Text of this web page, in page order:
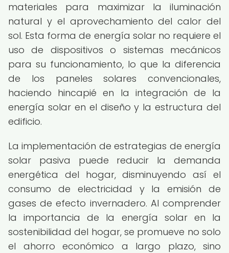
materiales para maximizar la iluminación
natural y el aprovechamiento del calor del
sol. Esta forma de energía solar no requiere el
uso de dispositivos o sistemas mecánicos
para su funcionamiento, lo que la diferencia
de los paneles solares convencionales,
haciendo hincapié en la integración de la
energía solar en el diseño y la estructura del
edificio.
La implementación de estrategias de energía
solar pasiva puede reducir la demanda
energética del hogar, disminuyendo así el
consumo de electricidad y la emisión de
gases de efecto invernadero. Al comprender
la importancia de la energía solar en la
sostenibilidad del hogar, se promueve no solo
el ahorro económico a largo plazo, sino